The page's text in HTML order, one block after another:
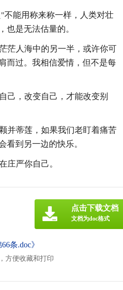
不能用称来称一样，人类对壮
也是无法估量的。
茫人海中的另一半，或许你可
而过。我相信爱情，但不是每
己，改变自己，才能改变别
并蒂莲，如果我们老盯着痛苦
看到另一边的快乐。
庄严你自己。
条.doc》
方便收藏和打印
点击下载文档
文档为doc格式